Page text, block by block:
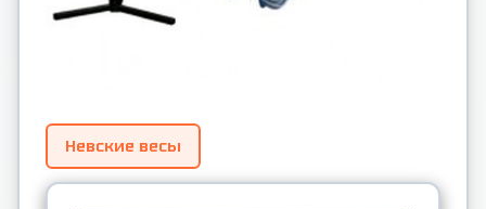
Невские весы